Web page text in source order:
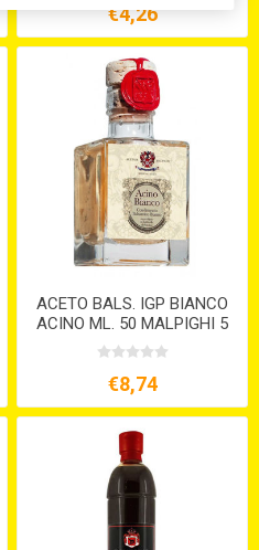
€4,26
ACETO BALS. IGP BIANCO
ACINO ML. 50 MALPIGHI 5
ANNI
€8,74